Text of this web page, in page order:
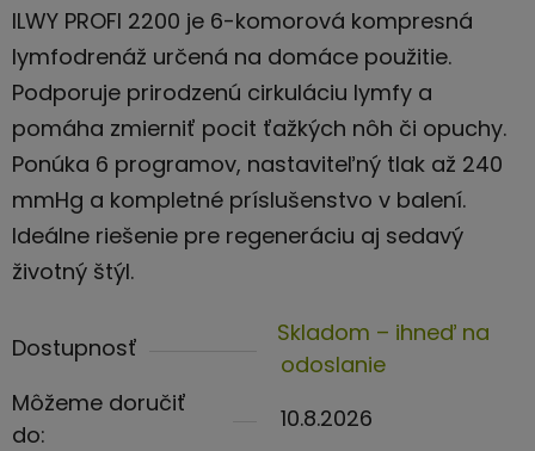
ILWY PROFI 2200 je 6-komorová kompresná
lymfodrenáž určená na domáce použitie.
Podporuje prirodzenú cirkuláciu lymfy a
pomáha zmierniť pocit ťažkých nôh či opuchy.
Ponúka 6 programov, nastaviteľný tlak až 240
mmHg a kompletné príslušenstvo v balení.
Ideálne riešenie pre regeneráciu aj sedavý
životný štýl.
Dostupnosť
Skladom – ihneď na
odoslanie
Môžeme doručiť
do:
10.8.2026